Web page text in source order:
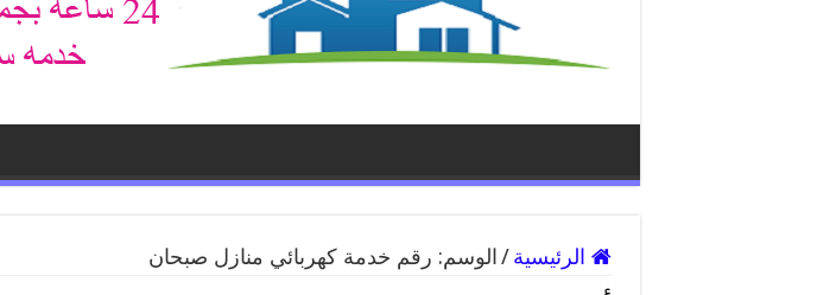
الرئيسية / الوسم: رقم خدمة كهربائي منازل صبحان